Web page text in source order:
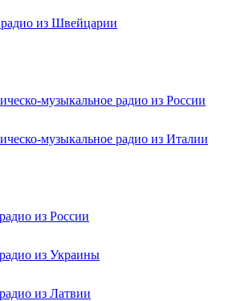
из Швейцарии
музыкальное радио из России
музыкальное радио из Италии
из России
из Украины
из Латвии